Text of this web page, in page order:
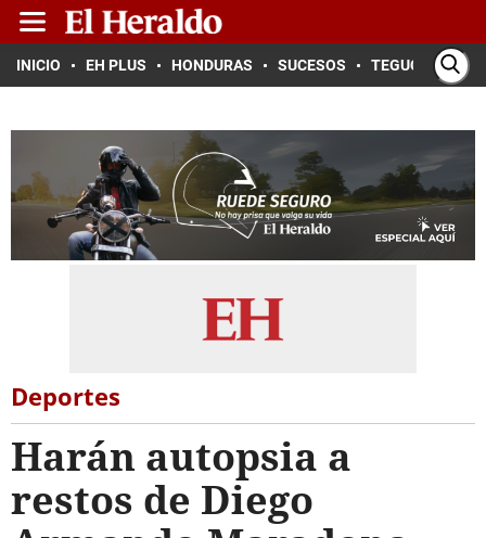
INICIO EH PLUS HONDURAS SUCESOS TEGUCIGALPA
Deportes
Harán autopsia a
restos de Diego